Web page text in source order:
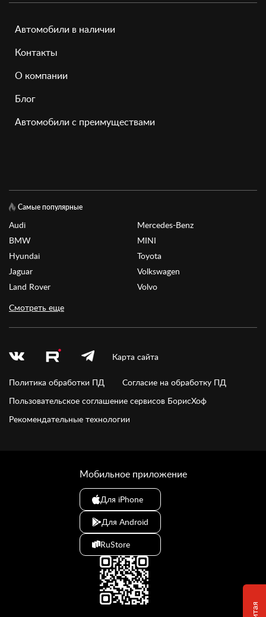
Автомобили в наличии
Контакты
О компании
Блог
Автомобили с преимуществами
Самые популярные
Audi
BMW
Hyundai
Jaguar
Land Rover
Mercedes-Benz
MINI
Toyota
Volkswagen
Volvo
Смотреть еще
Карта сайта
Политика обработки ПД
Согласие на обработку ПД
Пользовательское соглашение сервисов БорисХоф
Рекомендательные технологии
Мобильное приложение
Для iPhone
Для Android
RuStore